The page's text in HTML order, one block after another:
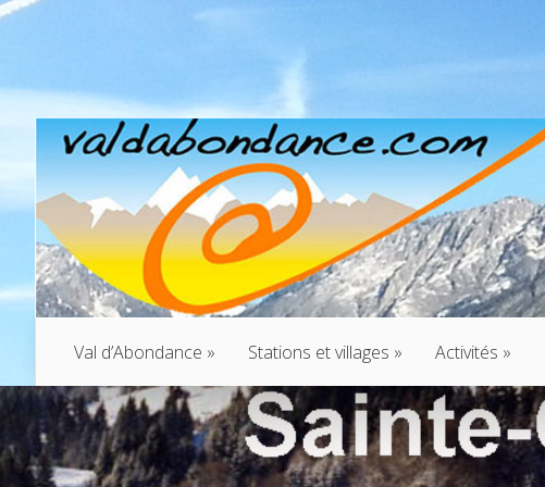
Val d’Abondance » Stations et villages » Activités »